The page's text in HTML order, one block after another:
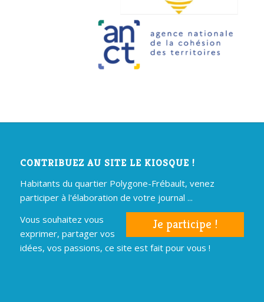
CONTRIBUEZ AU SITE LE KIOSQUE !
Habitants du quartier Polygone-Frébault, venez
participer à l'élaboration de votre journal ...
Je participe !
Vous souhaitez vous
exprimer, partager vos
idées, vos passions, ce site est fait pour vous !